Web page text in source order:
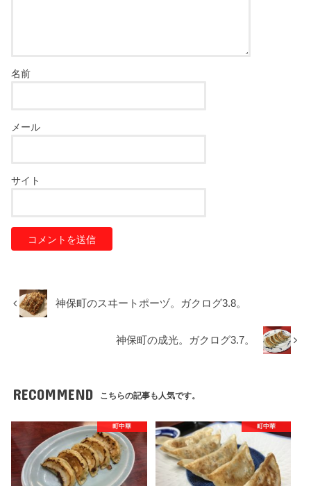
名前
メール
サイト
神保町のスヰートポーヅ。ガクログ3.8。
神保町の成光。ガクログ3.7。
RECOMMEND こちらの記事も人気です。
町中華 町中華